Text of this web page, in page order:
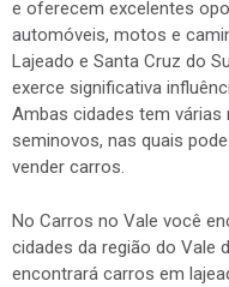
e oferecem excelentes
automóveis, motos e
Lajeado e Santa Cruz do
exerce significativa
Ambas cidades tem várias
seminovos, nas quais
vender carros.
No Carros no Vale você
cidades da região do Vale
encontrará carros em